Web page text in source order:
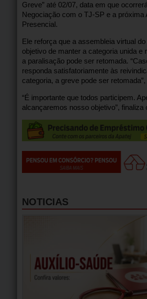
Greve” até 02/07, data em que
Negociação com o TJ-SP e a próxima
Presencial.
Ele reforça que a assembleia virtual
objetivo de manter a categoria unida e
a paralisação pode ser retomada.
responda satisfatoriamente às
categoria, a greve pode ser retomada”,
“É importante que todos participem.
alcançaremos nosso objetivo”, finaliza
NOTICIAS